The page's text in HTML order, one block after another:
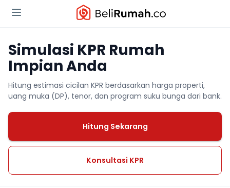
Simulasi KPR Rumah
Impian Anda
Hitung estimasi cicilan KPR berdasarkan harga properti,
uang muka (DP), tenor, dan program suku bunga dari bank.
Hitung Sekarang
Konsultasi KPR